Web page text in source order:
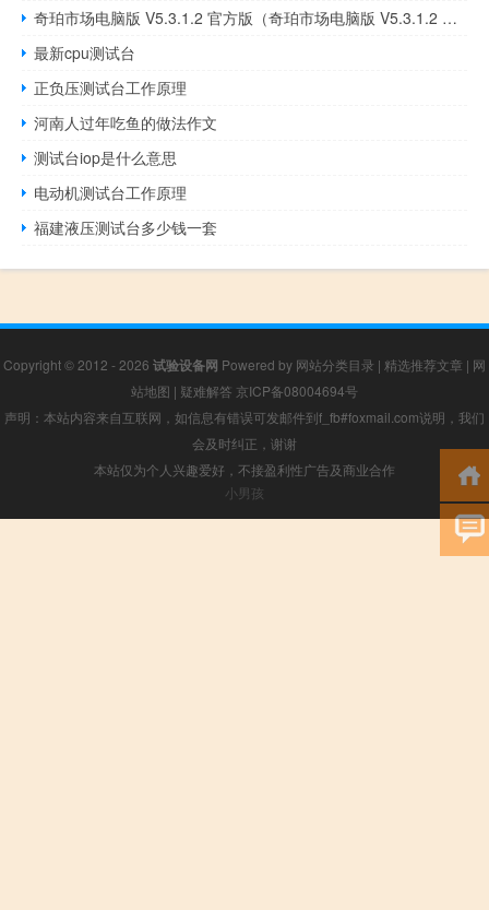
奇珀市场电脑版 V5.3.1.2 官方版（奇珀市场电脑版 V5.3.1.2 官方版功能简介）
最新cpu测试台
正负压测试台工作原理
河南人过年吃鱼的做法作文
测试台iop是什么意思
电动机测试台工作原理
福建液压测试台多少钱一套
Copyright © 2012 - 2026 试验设备网 Powered by 网站分类目录 | 精选推荐文章 | 网
站地图 | 疑难解答 京ICP备08004694号
声明：本站内容来自互联网，如信息有错误可发邮件到f_fb#foxmail.com说明，我们
会及时纠正，谢谢
本站仅为个人兴趣爱好，不接盈利性广告及商业合作
小男孩